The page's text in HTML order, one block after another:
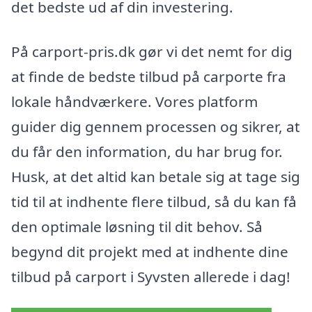
det bedste ud af din investering.
På carport-pris.dk gør vi det nemt for dig
at finde de bedste tilbud på carporte fra
lokale håndværkere. Vores platform
guider dig gennem processen og sikrer, at
du får den information, du har brug for.
Husk, at det altid kan betale sig at tage sig
tid til at indhente flere tilbud, så du kan få
den optimale løsning til dit behov. Så
begynd dit projekt med at indhente dine
tilbud på carport i Syvsten allerede i dag!